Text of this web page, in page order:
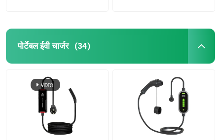
पोर्टेबल ईवी चार्जर (34)